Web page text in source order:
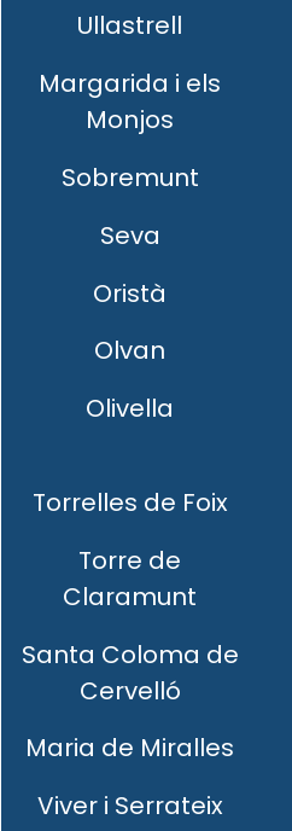
Ullastrell
Margarida i els
Monjos
Sobremunt
Seva
Oristà
Olvan
Olivella
Torrelles de Foix
Torre de
Claramunt
Santa Coloma de
Cervelló
Maria de Miralles
Viver i Serrateix